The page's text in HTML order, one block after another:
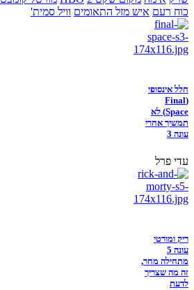
כוח רעם איש מזל התאומים וויל סמית'
חלל אינסופי
(Final
Space) לא
תמשיך אחרי
עונה 3
עדי פרל
ריק ומורטי
עונה 5
מתחילה מחר,
זה מה שצריך
לדעת